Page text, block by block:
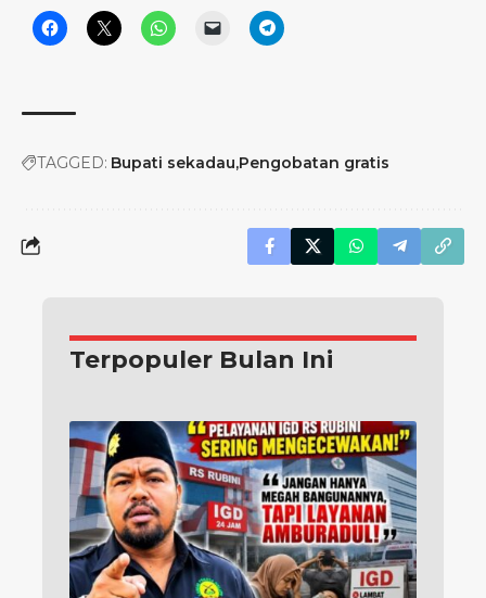
TAGGED: Bupati sekadau Pengobatan gratis
Terpopuler Bulan Ini